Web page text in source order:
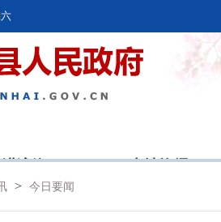
滨海 本地资讯
> 今日要闻